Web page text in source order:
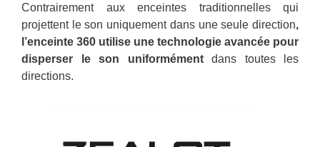
Contrairement aux enceintes traditionnelles qui
projettent le son uniquement dans une seule direction,
l’enceinte 360 ​​​​utilise une technologie avancée pour
disperser le son uniformémentdans toutes les
directions.